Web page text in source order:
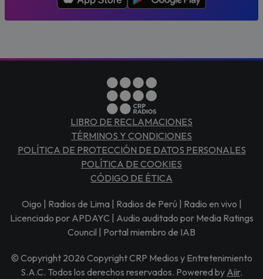
LIBRO DE RECLAMACIONES
TÉRMINOS Y CONDICIONES
POLÍTICA DE PROTECCIÓN DE DATOS PERSONALES
POLÍTICA DE COOKIES
CÓDIGO DE ÉTICA
Oigo | Radios de Lima | Radios de Perú | Radio en vivo |
Licenciado por APDAYC | Audio auditado por Media Ratings
Council | Portal miembro de IAB
© Copyright 2026 Copyright CRP Medios y Entretenimiento
S.A.C. Todos los derechos reservados. Powered by Aiir.